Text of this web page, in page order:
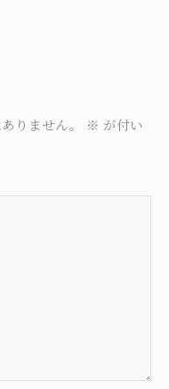
りません。 ※ が付い